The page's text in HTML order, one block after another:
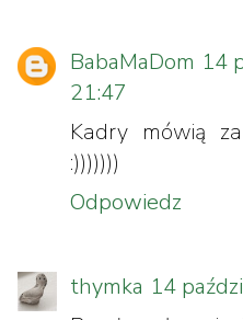
BabaMaDom 14
21:47
Kadry mówią
:)))))))
Odpowiedz
thymka 14